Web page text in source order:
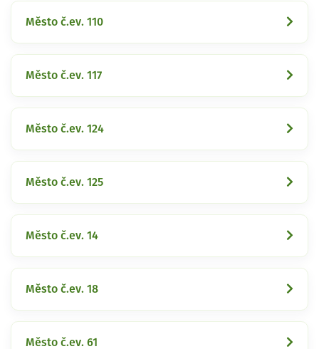
Město č.ev. 110
Město č.ev. 117
Město č.ev. 124
Město č.ev. 125
Město č.ev. 14
Město č.ev. 18
Město č.ev. 61